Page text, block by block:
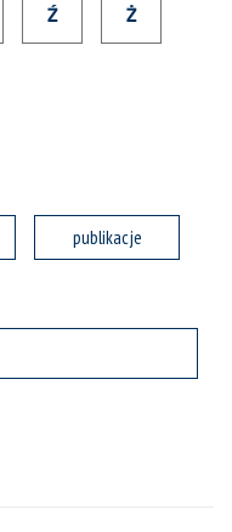
Ź Ż
publikacje